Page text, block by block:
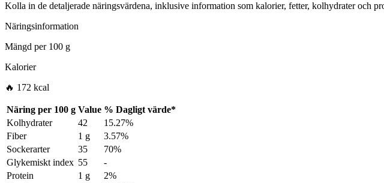
Kolla in de detaljerade näringsvärdena, inklusive information som kalorier, fetter, kolhydrater och
Näringsinformation
Mängd per100 g
Kalorier
🔥 172 kcal
Näring per 100 g Value % Dagligt värde*
Kolhydrater
42
15.27%
Fiber
1 g
3.57%
Sockerarter
35
70%
Glykemiskt index 55
-
Protein
1 g
2%